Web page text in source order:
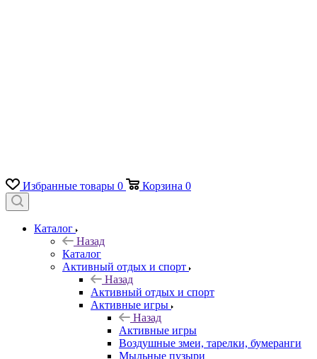
Избранные товары 0 Корзина 0
Каталог
Назад
Каталог
Активный отдых и спорт
Назад
Активный отдых и спорт
Активные игры
Назад
Активные игры
Воздушные змеи, тарелки, бумеранги
Мыльные пузыри